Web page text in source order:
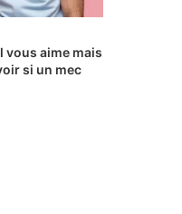
vous aime mais
si un mec